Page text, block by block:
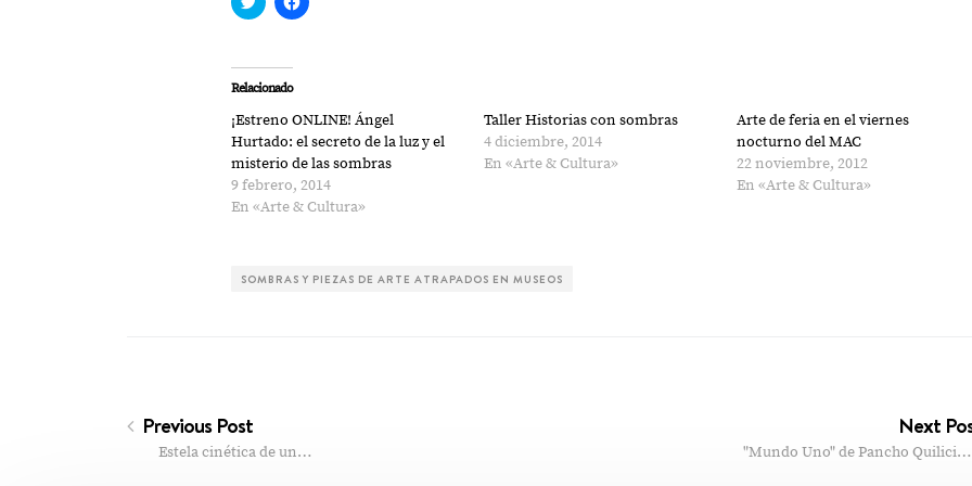
clic
Twitter
(Se
abre
una
ventana
nueva)
clic
en
una
ventana
nueva)
Relacionado
¡Estreno ONLINE! Ángel
Hurtado: el secreto de la luz y el
misterio de las sombras
9 febrero, 2014
En «Arte & Cultura»
Taller Historias con sombras
4 diciembre, 2014
En «Arte & Cultura»
Arte de feria en el viernes
nocturno del MAC
22 noviembre, 2012
En «Arte & Cultura»
SOMBRAS Y PIEZAS DE ARTE ATRAPADOS EN MUSEOS
Previous Post
Estela cinética de un…
Next
"Mundo Uno" de Pancho Quilici…